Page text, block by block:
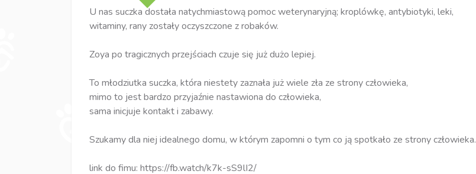
U nas suczka dostała natychmiastową pomoc weterynaryjną; kroplówkę, antybiotyki, leki,
witaminy, rany zostały oczyszczone z robaków.
Zoya po tragicznych przejściach czuje się już dużo lepiej.
To młodziutka suczka, która niestety zaznała już wiele zła ze strony człowieka,
mimo to jest bardzo przyjaźnie nastawiona do człowieka,
sama inicjuje kontakt i zabawy.
Szukamy dla niej idealnego domu, w którym zapomni o tym co ją spotkało ze strony człowieka.
link do fimu: https://fb.watch/k7k-sS9lI2/